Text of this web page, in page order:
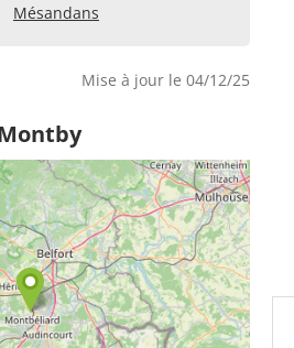
Mésandans
Mise à jour le 04/12/25